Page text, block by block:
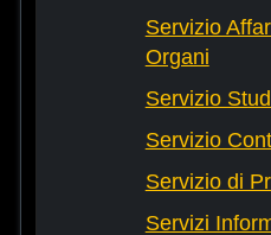
Servizio
Organi
Servizio
Servizio
Servizio di
Servizi